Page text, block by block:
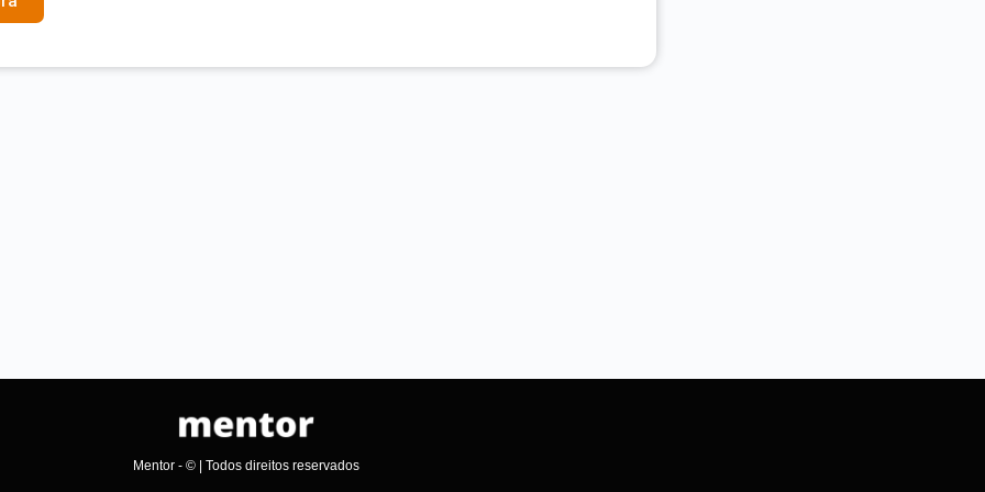
Mentor - © | Todos direitos reservados